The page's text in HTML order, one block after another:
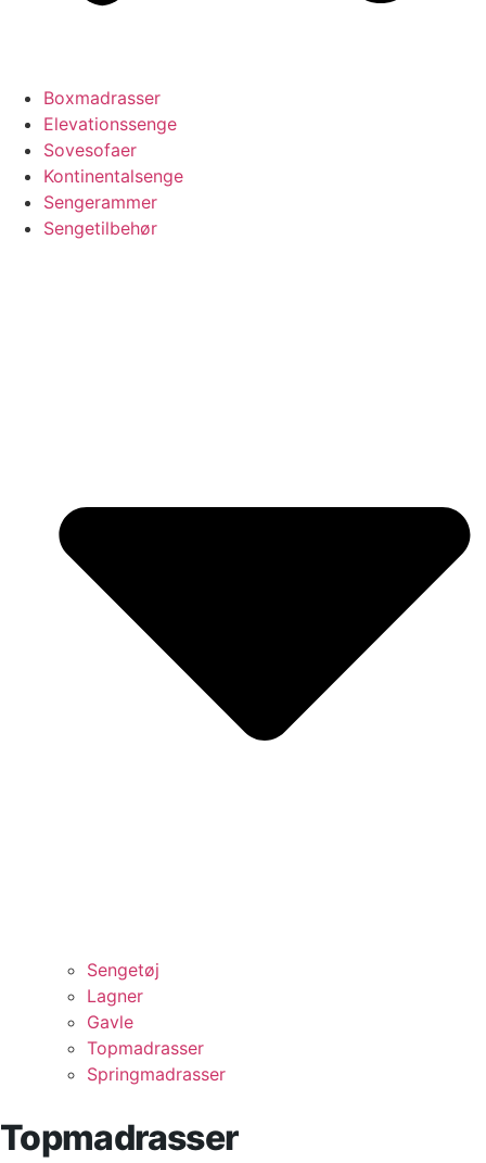
Boxmadrasser
Elevationssenge
Sovesofaer
Kontinentalsenge
Sengerammer
Sengetilbehør
Sengetøj
Lagner
Gavle
Topmadrasser
Springmadrasser
Topmadrasser